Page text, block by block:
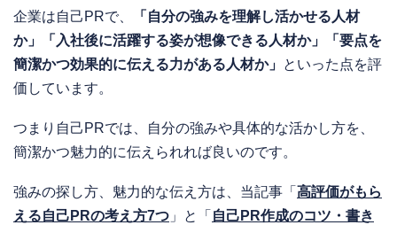
企業は自己PRで、
「自分の強みを理解し活かせる人材
か」「入社後に活躍する姿が想像できる人材か」「要点を
簡潔かつ効果的に伝える力がある人材か」 といった点を評
価しています。
つまり自己PRでは、自分の強みや具体的な活かし方を、
簡潔かつ魅力的に伝えられれば良いのです。
強みの探し方、魅力的な伝え方は、当記事「 高評価がもら
える自己PRの考え方7つ 」と「 自己PR作成のコツ・書き